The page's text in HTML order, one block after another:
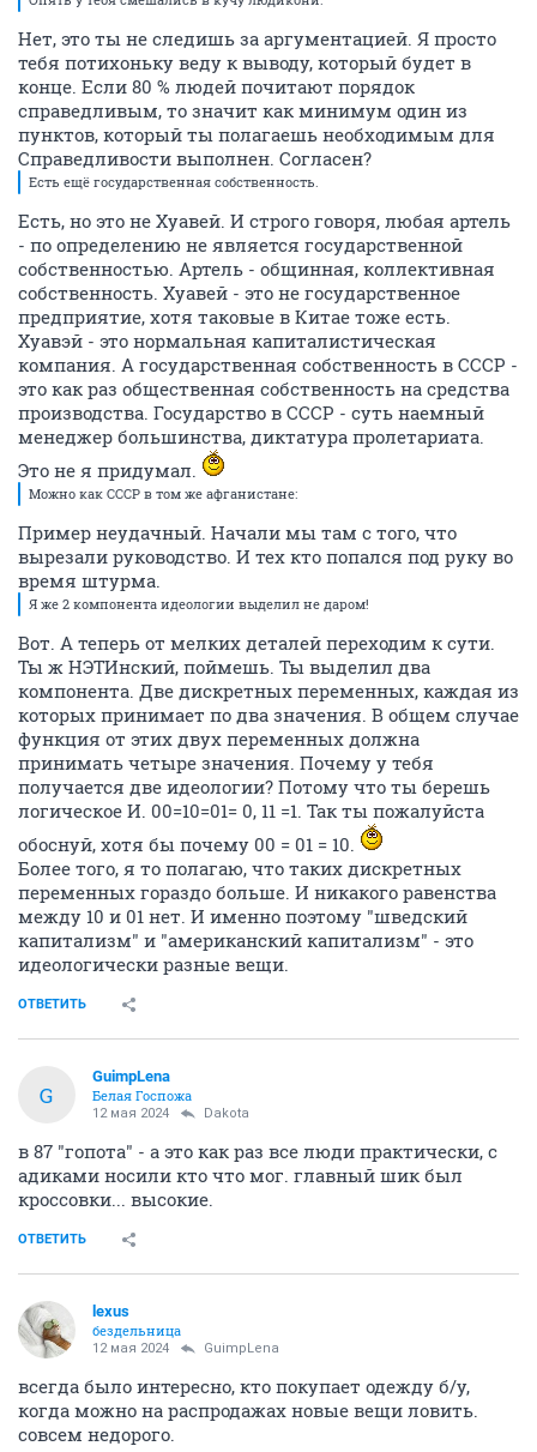
Нет, это ты не следишь за аргументацией. Я просто
тебя потихоньку веду к выводу, который будет в
конце. Если 80 % людей почитают порядок
справедливым, то значит как минимум один из
пунктов, который ты полагаешь необходимым для
Справедливости выполнен. Согласен?
Есть ещё государственная собственность.
Есть, но это не Хуавей. И строго говоря, любая артель
- по определению не является государственной
собственностью. Артель - общинная, коллективная
собственность. Хуавей - это не государственное
предприятие, хотя таковые в Китае тоже есть.
Хуавэй - это нормальная капиталистическая
компания. А государственная собственность в СССР -
это как раз общественная собственность на средства
производства. Государство в СССР - суть наемный
менеджер большинства, диктатура пролетариата.
Это не я придумал.
Можно как СССР в том же афганистане:
Пример неудачный. Начали мы там с того, что
вырезали руководство. И тех кто попался под руку во
время штурма.
Я же 2 компонента идеологии выделил не даром!
Вот. А теперь от мелких деталей переходим к сути.
Ты ж НЭТИнский, поймешь. Ты выделил два
компонента. Две дискретных переменных, каждая из
которых принимает по два значения. В общем случае
функция от этих двух переменных должна
принимать четыре значения. Почему у тебя
получается две идеологии? Потому что ты берешь
логическое И. 00=10=01= 0, 11 =1. Так ты пожалуйста
обоснуй, хотя бы почему 00 = 01 = 10.
Более того, я то полагаю, что таких дискретных
переменных гораздо больше. И никакого равенства
между 10 и 01 нет. И именно поэтому "шведский
капитализм" и "американский капитализм" - это
идеологически разные вещи.
ОТВЕТИТЬ
G
GuimpLena
Белая Госпожа
12 мая 2024 Dаkota
в 87 "гопота" - а это как раз все люди практически, с
адиками носили кто что мог. главный шик был
кроссовки... высокие.
ОТВЕТИТЬ
lexus
бездельница
12 мая 2024 GuimpLena
всегда было интересно, кто покупает одежду б/у,
когда можно на распродажах новые вещи ловить.
совсем недорого.